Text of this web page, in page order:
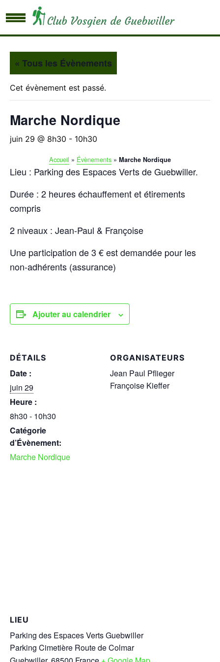
« Tous les Évènements
Cet évènement est passé.
Marche Nordique
juin 29 @ 8h30 - 10h30
Accueil » Évènements » Marche Nordique
Lieu : Parking des Espaces Verts de Guebwiller.
Durée : 2 heures échauffement et étirements
compris
2 niveaux : Jean-Paul & Françoise
Une participation de 3 € est demandée pour les
non-adhérents (assurance)
Ajouter au calendrier
DÉTAILS
Date :
juin 29
Heure :
8h30 - 10h30
Catégorie
d’Évènement:
Marche Nordique
ORGANISATEURS
Jean Paul Pflieger
Françoise Kieffer
LIEU
Parking des Espaces Verts Guebwiller
Parking Cimetière Route de Colmar